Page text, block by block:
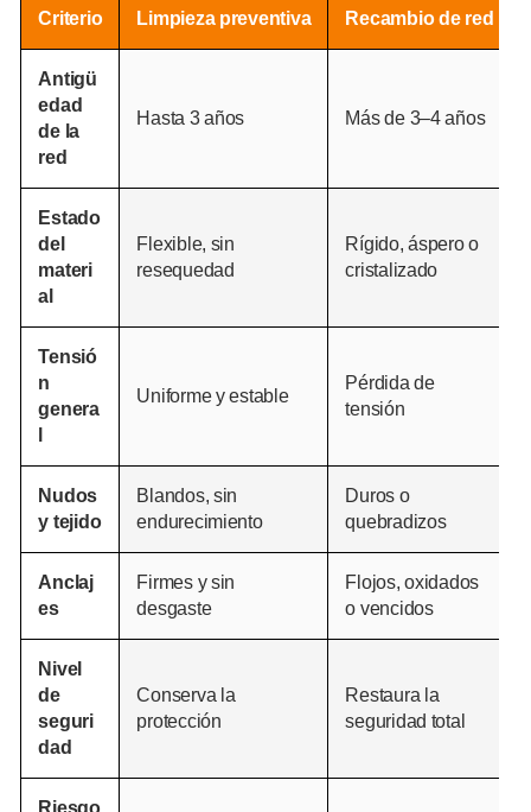
Criterio Limpieza preventiva Recambio de red
Antigü
edad
de la
red
Hasta 3 años Más de 3–4 años
Estado
del
materi
al
Flexible, sin
resequedad
Rígido, áspero o
cristalizado
Tensió
n
genera
Uniforme y estable
Pérdida de
tensión
Nudos
y tejido
Blandos, sin
endurecimiento
Duros o
quebradizos
Anclaj
es
Firmes y sin
desgaste
Flojos, oxidados
o vencidos
Nivel
de
seguri
dad
Conserva la
protección
Restaura la
seguridad total
Riesgo